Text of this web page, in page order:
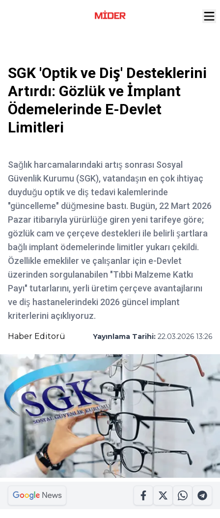
SGK 'Optik ve Diş' Desteklerini
Artırdı: Gözlük ve İmplant
Ödemelerinde E-Devlet
Limitleri
Sağlık harcamalarındaki artış sonrası Sosyal
Güvenlik Kurumu (SGK), vatandaşın en çok ihtiyaç
duyduğu optik ve diş tedavi kalemlerinde
"güncelleme" düğmesine bastı. Bugün, 22 Mart 2026
Pazar itibarıyla yürürlüğe giren yeni tarifeye göre;
gözlük cam ve çerçeve destekleri ile belirli şartlara
bağlı implant ödemelerinde limitler yukarı çekildi.
Özellikle emekliler ve çalışanlar için e-Devlet
üzerinden sorgulanabilen "Tıbbi Malzeme Katkı
Payı" tutarlarını, yerli üretim çerçeve avantajlarını
ve diş hastanelerindeki 2026 güncel implant
kriterlerini açıklıyoruz.
Haber Editorü Yayınlama Tarihi: 22.03.2026 13:26